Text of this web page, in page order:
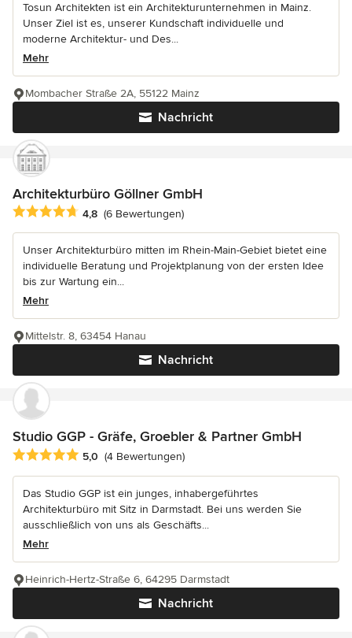
Tosun Architekten ist ein Architekturunternehmen in Mainz.
Unser Ziel ist es, unserer Kundschaft individuelle und
moderne Architektur- und Des...
Mehr
Nachricht
Mombacher Straße 2A, 55122 Mainz
Architekturbüro Göllner GmbH
Durchschnittliche Bewertung: 4.8 von 5 Sternen
4,8 (6 Bewertungen)
Unser Architekturbüro mitten im Rhein-Main-Gebiet bietet eine
individuelle Beratung und Projektplanung von der ersten Idee
bis zur Wartung ein...
Mehr
Nachricht
Mittelstr. 8, 63454 Hanau
Studio GGP - Gräfe, Groebler & Partner GmbH
Durchschnittliche Bewertung: 5 von 5 Sternen
5,0 (4 Bewertungen)
Das Studio GGP ist ein junges, inhabergeführtes
Architekturbüro mit Sitz in Darmstadt. Bei uns werden Sie
ausschließlich von uns als Geschäfts...
Mehr
Nachricht
Heinrich-Hertz-Straße 6, 64295 Darmstadt